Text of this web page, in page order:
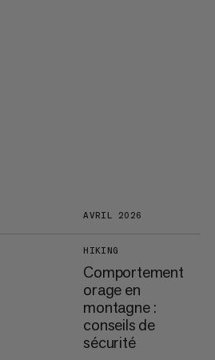
AVRIL 2026
HIKING
Comportement
orage en
montagne :
conseils de
sécurité